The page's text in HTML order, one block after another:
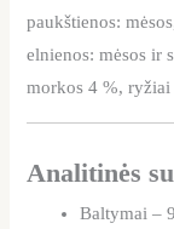
paukštienos:
elnienos: mėsos ir
morkos 4 %,
Analitinės
Baltymai –